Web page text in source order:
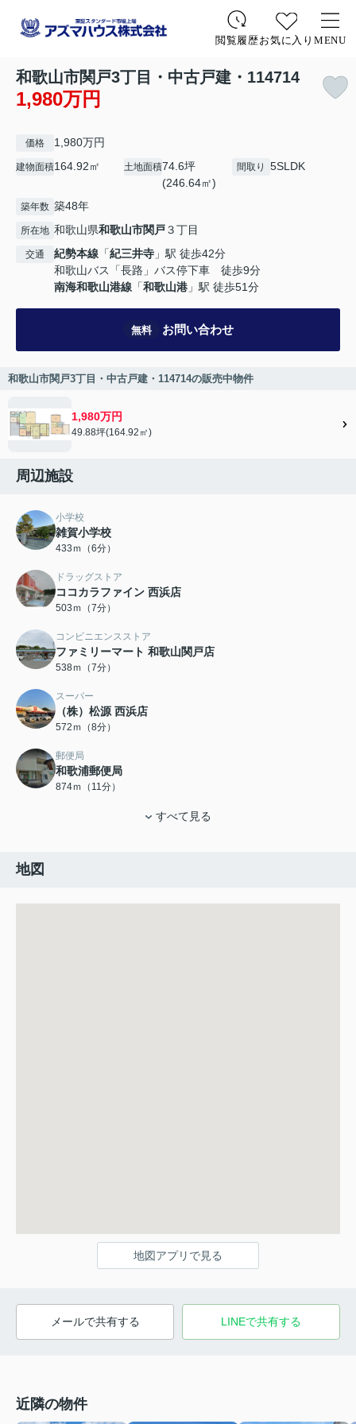
閲覧履歴お気に入り MENU
和歌山市関戸3丁目・中古戸建・114714
1,980万円
価格 1,980万円
建物面積164.92㎡ 土地面積74.6坪
(246.64㎡)
間取り 5SLDK
築年数 築48年
所在地 和歌山県和歌山市関戸３丁目
交通 紀勢本線 「紀三井寺 」駅 徒歩42分
和歌山バス「長路」バス停下車 徒歩9分
南海和歌山港線 「和歌山港 」駅 徒歩51分
無料 お問い合わせ
和歌山市関戸3丁目・中古戸建・114714の販売中物件
1,980万円
49.88坪(164.92㎡)
周辺施設
小学校
雑賀小学校
433ｍ（6分）
ドラッグストア
ココカラファイン 西浜店
503ｍ（7分）
コンビニエンスストア
ファミリーマート 和歌山関戸店
538ｍ（7分）
スーパー
（株）松源 西浜店
572ｍ（8分）
郵便局
和歌浦郵便局
874ｍ（11分）
すべて見る
地図
地図アプリで見る
メールで共有する LINEで共有する
近隣の物件